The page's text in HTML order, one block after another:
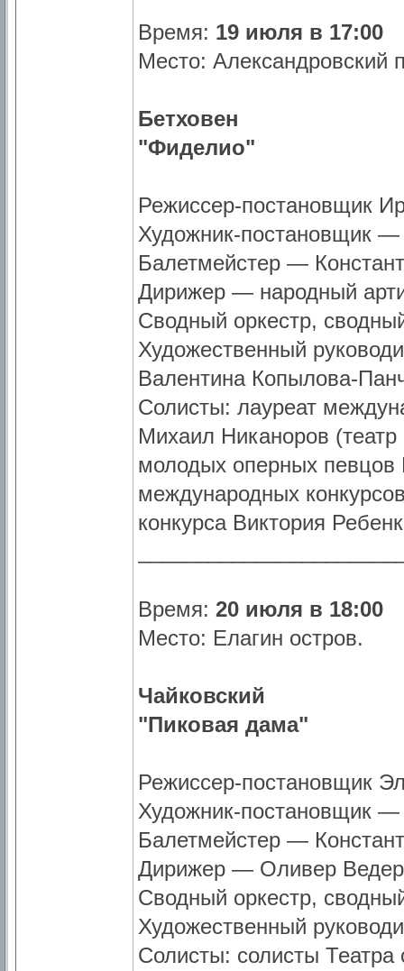
Время: 19 июля в 17:00
Место: Александровский
Бетховен
"Фиделио"
Режиссер-постановщик
Художник-постановщик
Балетмейстер —
Дирижер — народный
Сводный оркестр,
Художественный
Валентина Копылова-
Солисты: лауреат
Михаил Никаноров
молодых оперных певцов
международных
конкурса Виктория
Время: 20 июля в 18:00
Место: Елагин остров.
Чайковский
"Пиковая дама"
Режиссер-постановщик
Художник-постановщик
Балетмейстер —
Дирижер — Оливер
Сводный оркестр,
Художественный
Солисты: солисты Театра